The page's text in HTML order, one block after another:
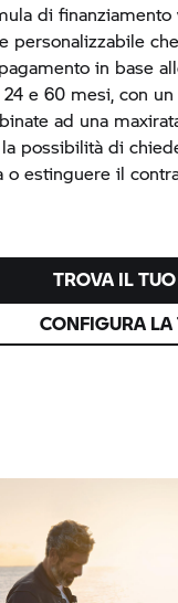
di finanziamento
personalizzabile
in base
e 60 mesi, con
ad una
possibilità di
o estinguere il
TROVA IL
CONFIGURA LA